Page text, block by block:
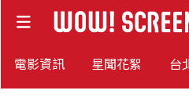
電影資訊 星聞花絮 台